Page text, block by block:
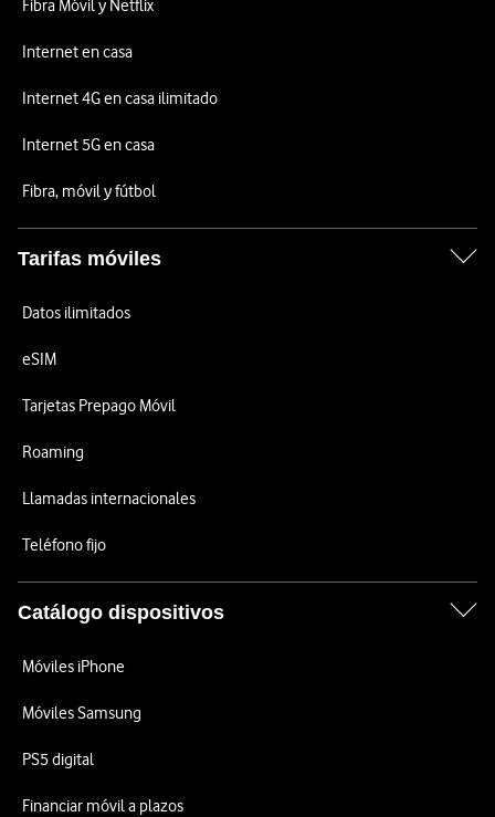
Fibra Móvil y Netflix
Internet en casa
Internet 4G en casa ilimitado
Internet 5G en casa
Fibra, móvil y fútbol
Tarifas móviles
Datos ilimitados
eSIM
Tarjetas Prepago Móvil
Roaming
Llamadas internacionales
Teléfono fijo
Catálogo dispositivos
Móviles iPhone
Móviles Samsung
PS5 digital
Financiar móvil a plazos